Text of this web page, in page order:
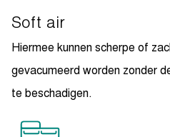
Soft air
Hiermee kunnen scherpe of
gevacumeerd worden zonder
te beschadigen.